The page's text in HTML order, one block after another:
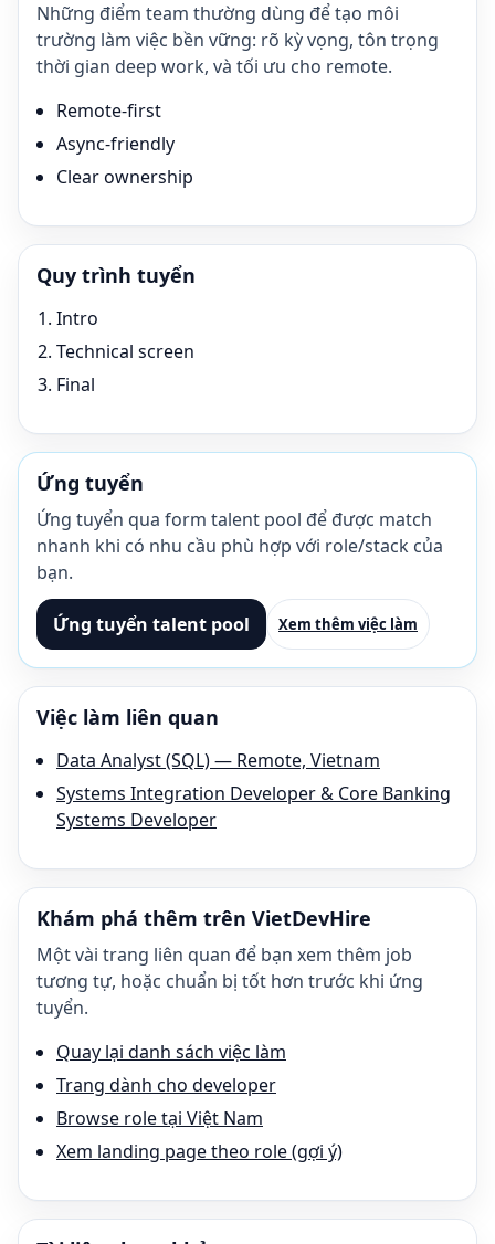
Những điểm team thường dùng để tạo môi
trường làm việc bền vững: rõ kỳ vọng, tôn trọng
thời gian deep work, và tối ưu cho remote.
Remote-first
Async-friendly
Clear ownership
Quy trình tuyển
Intro
Technical screen
Final
Ứng tuyển
Ứng tuyển qua form talent pool để được match
nhanh khi có nhu cầu phù hợp với role/stack của
bạn.
Ứng tuyển talent pool Xem thêm việc làm
Việc làm liên quan
Data Analyst (SQL) — Remote, Vietnam
Systems Integration Developer & Core Banking
Systems Developer
Khám phá thêm trên VietDevHire
Một vài trang liên quan để bạn xem thêm job
tương tự, hoặc chuẩn bị tốt hơn trước khi ứng
tuyển.
Quay lại danh sách việc làm
Trang dành cho developer
Browse role tại Việt Nam
Xem landing page theo role (gợi ý)